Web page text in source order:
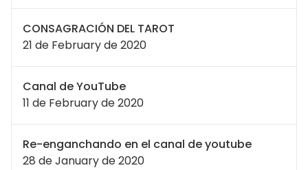
CONSAGRACIÓN DEL TAROT
21 de February de 2020
Canal de YouTube
11 de February de 2020
Re-enganchando en el canal de youtube
28 de January de 2020